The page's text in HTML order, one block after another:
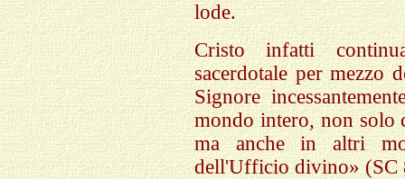
lode.
Cristo infatti
sacerdotale per mezzo
Signore
mondo intero, non solo
ma anche in altri
dell'Ufficio divino» (SC